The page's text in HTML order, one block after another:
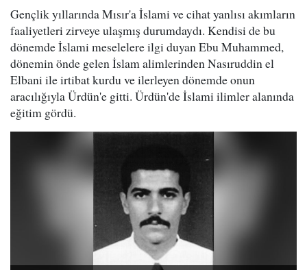
Gençlik yıllarında Mısır'a İslami ve cihat yanlısı akımların
faaliyetleri zirveye ulaşmış durumdaydı. Kendisi de bu
dönemde İslami meselelere ilgi duyan Ebu Muhammed,
dönemin önde gelen İslam alimlerinden Nasıruddin el
Elbani ile irtibat kurdu ve ilerleyen dönemde onun
aracılığıyla Ürdün'e gitti. Ürdün'de İslami ilimler alanında
eğitim gördü.